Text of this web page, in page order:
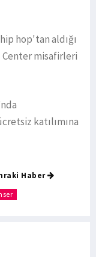
hop'tan aldığı
Center misafirleri
katılımına
Haber